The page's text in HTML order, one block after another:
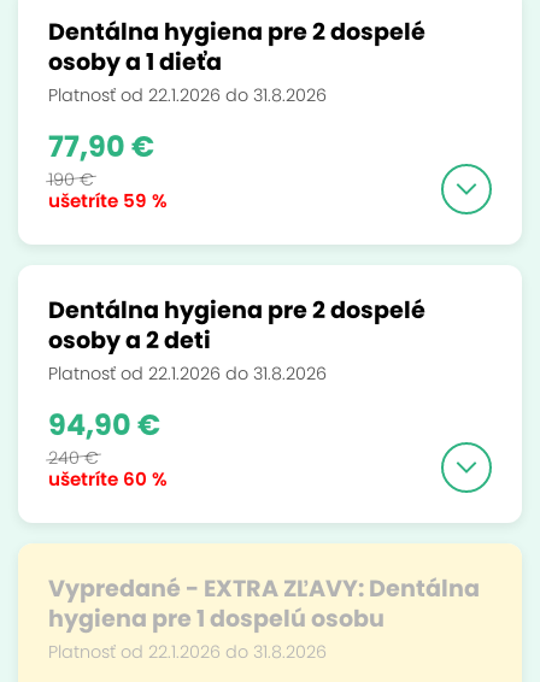
Dentálna hygiena pre 2 dospelé
osoby a 1 dieťa
Platnosť od 22.1.2026 do 31.8.2026
ušetríte 59 %
77,90 €
190 €
Dentálna hygiena pre 2 dospelé
osoby a 2 deti
Platnosť od 22.1.2026 do 31.8.2026
ušetríte 60 %
94,90 €
240 €
Vypredané - EXTRA ZĽAVY: Dentálna
hygiena pre 1 dospelú osobu
Platnosť od 22.1.2026 do 31.8.2026